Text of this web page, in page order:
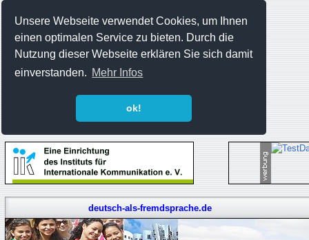
Unsere Webseite verwendet Cookies, um Ihnen
einen optimalen Service zu bieten. Durch die
Nutzung dieser Webseite erklären Sie sich damit
einverstanden. Mehr Infos
ok!
deutsch-als-fremdsprache.de